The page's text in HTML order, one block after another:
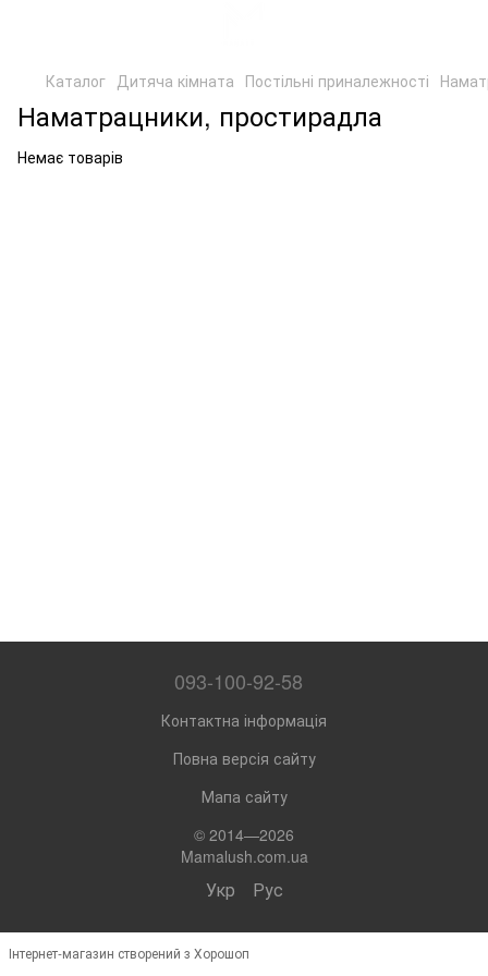
Каталог Дитяча кімната Постільні приналежності
Наматрацники, простирадла
Немає товарів
093-100-92-58
Контактна інформація
Повна версія сайту
Мапа сайту
© 2014—2026
Mamalush.com.ua
Укр Рус
Інтернет-магазин створений з Хорошоп